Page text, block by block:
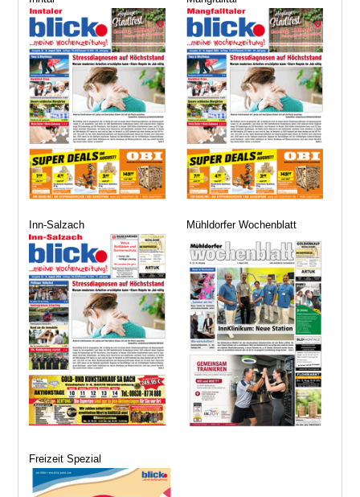
Inn-Salzach Mühldorfer Wochenblatt
Freizeit Spezial